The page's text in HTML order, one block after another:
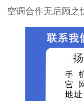
空调合作无后顾之